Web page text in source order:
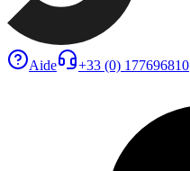
Aide +33 (0) 177696810